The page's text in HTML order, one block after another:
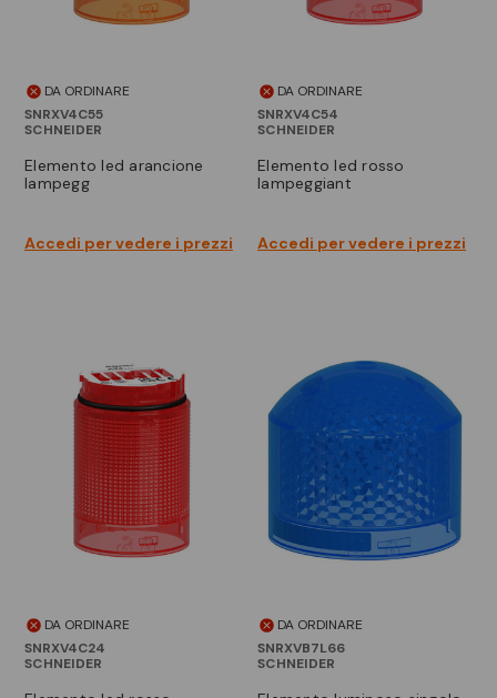
DA ORDINARE
SNRXV4C55
SCHNEIDER
elemento led arancione
lampegg
Accedi per vedere i prezzi
DA ORDINARE
SNRXV4C54
SCHNEIDER
elemento led rosso
lampeggiant
Accedi per vedere i prezzi
DA ORDINARE
SNRXV4C24
SCHNEIDER
DA ORDINARE
SNRXVB7L66
SCHNEIDER